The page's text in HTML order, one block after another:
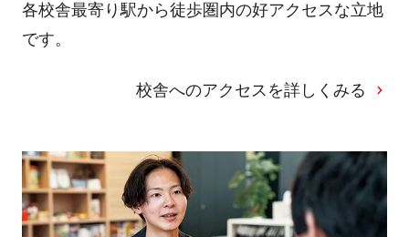
各校舎最寄り駅から徒歩圏内の好アクセスな立地
です。
校舎へのアクセスを詳しくみる